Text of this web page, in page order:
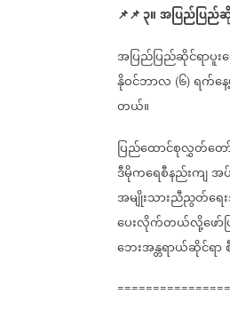
📌📌၃။အပြည်ပြည်ဆို
အပြည်ပြည်ဆိုင်ရာပူး
နိုဝင်ဘာလ (၆) ရက်န
တယ်။
ပြည်ထောင်စုလွှတ်တ
ဒီမိုကရေစီနည်းကျအ
အမျိုးသားညီညွတ်ရေး
ပေးလိုက်တယ်လို့ဖော်ပ
ဘေးအန္တရာယ်ဆိုင်ရာ